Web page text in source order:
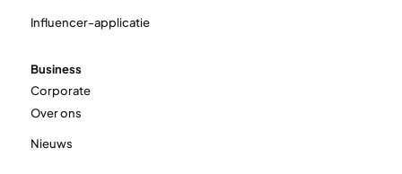
Influencer-applicatie
Business
Corporate
Over ons
Nieuws